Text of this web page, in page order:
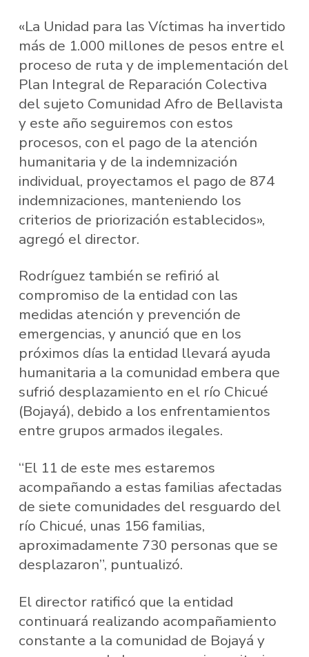
«La Unidad para las Víctimas ha invertido
más de 1.000 millones de pesos entre el
proceso de ruta y de implementación del
Plan Integral de Reparación Colectiva
del sujeto Comunidad Afro de Bellavista
y este año seguiremos con estos
procesos, con el pago de la atención
humanitaria y de la indemnización
individual, proyectamos el pago de 874
indemnizaciones, manteniendo los
criterios de priorización establecidos»,
agregó el director.
Rodríguez también se refirió al
compromiso de la entidad con las
medidas atención y prevención de
emergencias, y anunció que en los
próximos días la entidad llevará ayuda
humanitaria a la comunidad embera que
sufrió desplazamiento en el río Chicué
(Bojayá), debido a los enfrentamientos
entre grupos armados ilegales.
“El 11 de este mes estaremos
acompañando a estas familias afectadas
de siete comunidades del resguardo del
río Chicué, unas 156 familias,
aproximadamente 730 personas que se
desplazaron”, puntualizó.
El director ratificó que la entidad
continuará realizando acompañamiento
constante a la comunidad de Bojayá y